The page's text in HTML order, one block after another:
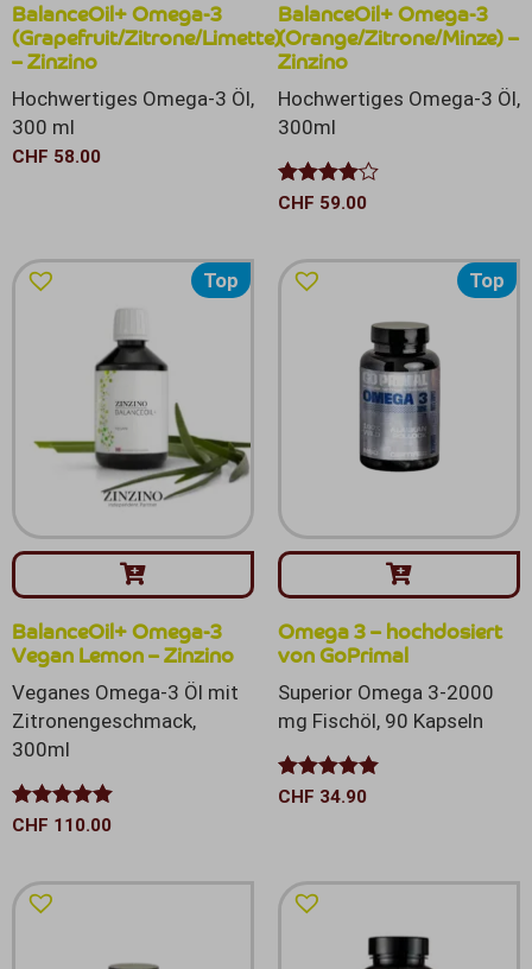
BalanceOil+ Omega-3
(Grapefruit/Zitrone/Limette)
– Zinzino
CHF 58.00
Hochwertiges Omega-3 Öl,
300 ml
BalanceOil+ Omega-3
(Orange/Zitrone/Minze) –
Zinzino
CHF 59.00
Hochwertiges Omega-3 Öl,
300ml
Bewertet
Top
BalanceOil+ Omega-3
Vegan Lemon – Zinzino
CHF 110.00
Veganes Omega-3 Öl mit
Zitronengeschmack,
300ml
Bewertet mit
Top
Omega 3 – hochdosiert
von GoPrimal
CHF 34.90
Superior Omega 3-2000
mg Fischöl, 90 Kapseln
Bewertet mit